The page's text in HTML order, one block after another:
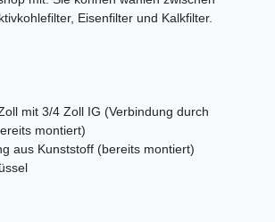
Eisenfilter und Kalkfilter.
mit 3/4 Zoll IG (Verbindung durch
montiert)
aus Kunststoff (bereits montiert)